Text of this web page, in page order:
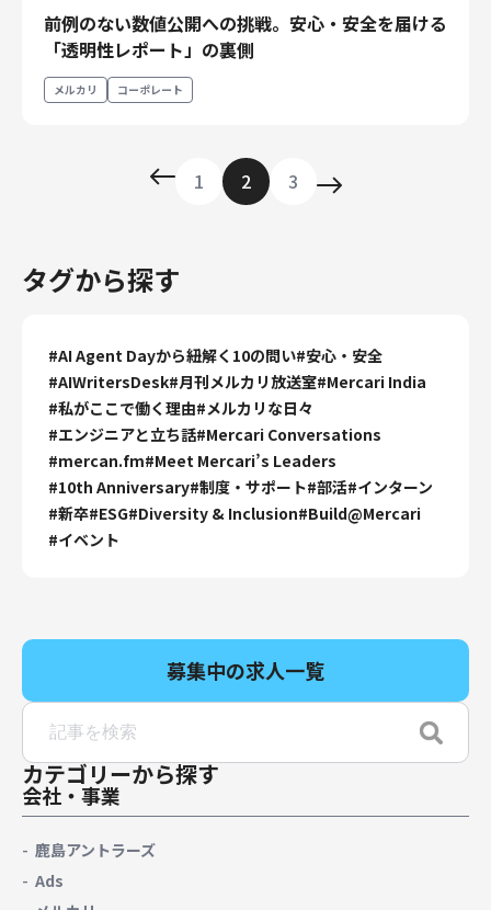
前例のない数値公開への挑戦。安心・安全を届ける
「透明性レポート」の裏側
メルカリ コーポレート
1 2 3
タグから探す
#AI Agent Dayから紐解く10の問い#安心・安全
#AIWritersDesk#月刊メルカリ放送室#Mercari India
#私がここで働く理由#メルカリな日々
#エンジニアと立ち話#Mercari Conversations
#mercan.fm#Meet Mercari’s Leaders
#10th Anniversary#制度・サポート#部活#インターン
#新卒#ESG#Diversity & Inclusion#Build@Mercari
#イベント
募集中の求人一覧
カテゴリーから探す
会社・事業
鹿島アントラーズ
Ads